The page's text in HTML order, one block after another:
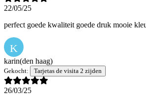
22/05/25
perfect goede kwaliteit goede druk mooie
K
karin(den haag)
Gekocht: Tarjetas de visita 2 zijden
26/03/25